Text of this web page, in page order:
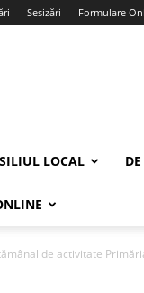
Sesizări Formulare
LOCAL
de activitate